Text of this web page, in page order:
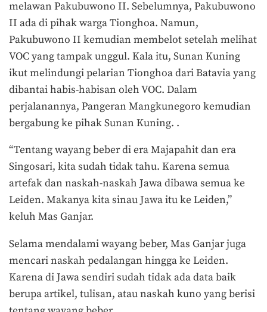
melawan Pakubuwono II. Sebelumnya, Pakubuwono
II ada di pihak warga Tionghoa. Namun,
Pakubuwono II kemudian membelot setelah melihat
VOC yang tampak unggul. Kala itu, Sunan Kuning
ikut melindungi pelarian Tionghoa dari Batavia yang
dibantai habis-habisan oleh VOC. Dalam
perjalanannya, Pangeran Mangkunegoro kemudian
bergabung ke pihak Sunan Kuning. .
“Tentang wayang beber di era Majapahit dan era
Singosari, kita sudah tidak tahu. Karena semua
artefak dan naskah-naskah Jawa dibawa semua ke
Leiden. Makanya kita sinau Jawa itu ke Leiden,”
keluh Mas Ganjar.
Selama mendalami wayang beber, Mas Ganjar juga
mencari naskah pedalangan hingga ke Leiden.
Karena di Jawa sendiri sudah tidak ada data baik
berupa artikel, tulisan, atau naskah kuno yang berisi